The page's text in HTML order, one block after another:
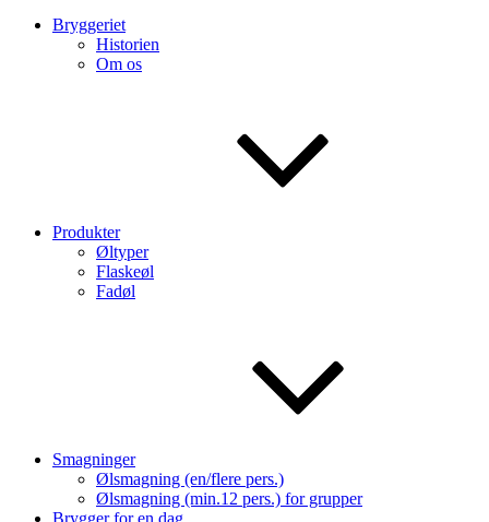
Bryggeriet
Historien
Om os
Produkter
Øltyper
Flaskeøl
Fadøl
Smagninger
Ølsmagning (en/flere pers.)
Ølsmagning (min.12 pers.) for grupper
Brygger for en dag